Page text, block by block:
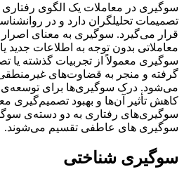
سوگیری در معاملات یک الگوی رفتاری
تصمیمات تحلیلگران دارد و در
قرار می‌گیرد. سوگیری به معنای
معاملاتی بدون توجه به اطلاعات جدید
سوگیری معمولاً از تجربیات گذشته یا
گرفته و منجر به قضاوت‌های
می‌شود. درک سوگیری‌ها برای توسعه‌ی
کاهش تأثیر آن‌ها و بهبود تصمیم‌گیری
سوگیری‌های رفتاری به دو دسته‌ی
سوگیری های عاطفی تقسیم می‌شوند.
سوگیری شناختی